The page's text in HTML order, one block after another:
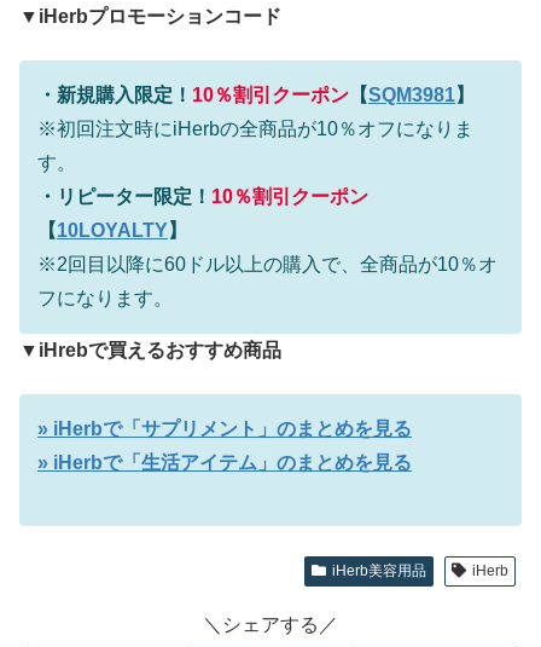
▼iHerbプロモーションコード
・ 新規購入限定！ 10％割引クーポン 【SQM3981】
※初回注文時にiHerbの全商品が10％オフになりま
す。
・ リピーター限定！ 10％割引クーポン
【10LOYALTY】
※2回目以降に60ドル以上の購入で、全商品が10％オ
フになります。
▼iHrebで買えるおすすめ商品
» iHerbで「サプリメント」のまとめを見る
» iHerbで「生活アイテム」のまとめを見る
iHerb美容用品 iHerb
＼シェアする／